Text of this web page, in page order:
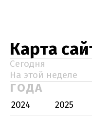
Карта
Сегодня
На этой неделе
ГОДА
2024 2025